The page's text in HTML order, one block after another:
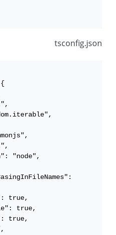
tsconfig.json